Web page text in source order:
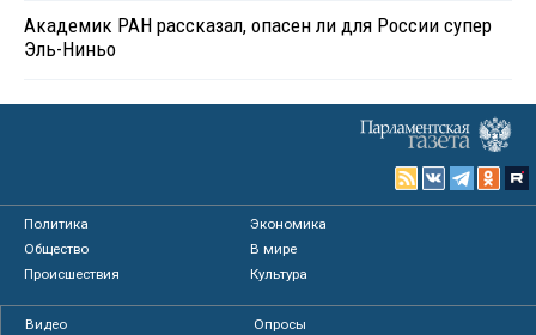
Академик РАН рассказал, опасен ли для России супер
Эль-Ниньо
Политика
Экономика
Общество
В мире
Происшествия
Культура
Видео
Опросы